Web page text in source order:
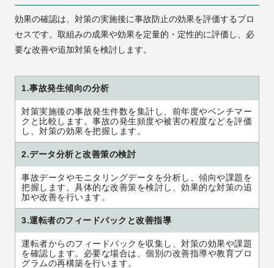
効果の確認は、対策の実施後に事故防止の効果を評価するプロ
セスです。取組みの成果や効果を定量的・定性的に評価し、必
要な改善や追加対策を検討します。
1.事故発生傾向の分析
対策実施後の事故発生件数を集計し、前年度やベンチマー
クと比較します。事故の発生頻度や被害の程度などを評価
し、対策の効果を把握します。
2.データ分析と改善策の検討
事故データやモニタリングデータを分析し、傾向や課題を
把握します。具体的な改善策を検討し、効果的な対策の追
加や改善を行います。
3.運転者のフィードバックと改善指導
運転者からのフィードバックを収集し、対策の効果や課題
を確認します。必要な場合は、個別の改善指導や教育プロ
グラムの再構築を行います。